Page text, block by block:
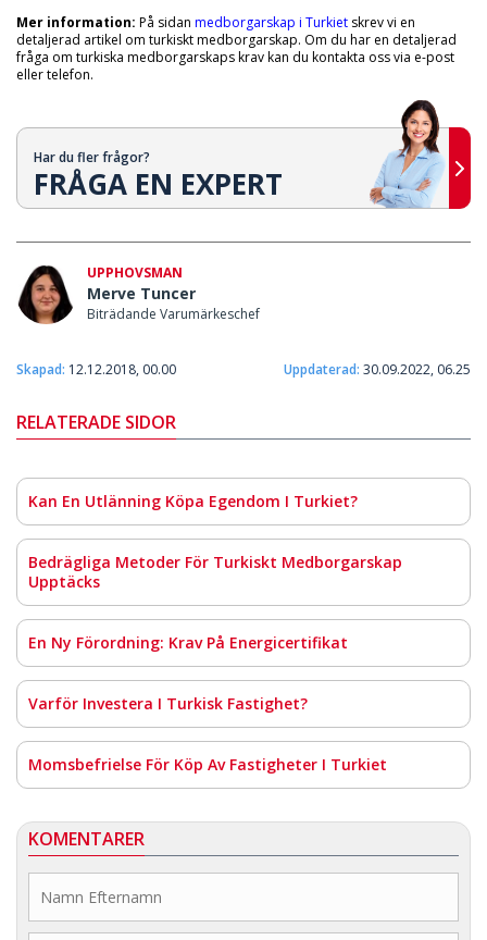
Mer information: På sidan medborgarskap i Turkiet skrev vi en
detaljerad artikel om turkiskt medborgarskap. Om du har en detaljerad
fråga om turkiska medborgarskaps krav kan du kontakta oss via e-post
eller telefon.
Har du fler frågor?
FRÅGA EN EXPERT
UPPHOVSMAN
Merve Tuncer
Biträdande Varumärkeschef
Skapad: 12.12.2018, 00.00 Uppdaterad: 30.09.2022, 06.25
RELATERADE SIDOR
Kan En Utlänning Köpa Egendom I Turkiet?
Bedrägliga Metoder För Turkiskt Medborgarskap
Upptäcks
En Ny Förordning: Krav På Energicertifikat
Varför Investera I Turkisk Fastighet?
Momsbefrielse För Köp Av Fastigheter I Turkiet
KOMENTARER